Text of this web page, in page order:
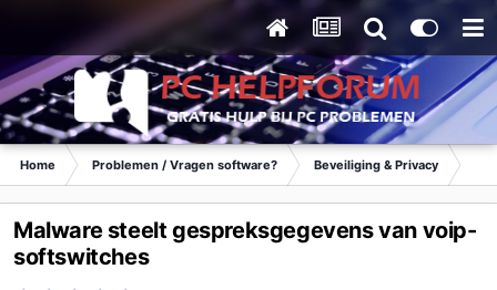
Home Problemen / Vragen software? Beveiliging & Privacy
Malware steelt gespreksgegevens van voip-
softswitches